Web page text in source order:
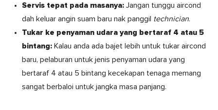
Servis tepat pada masanya: Jangan tunggu aircond
dah keluar angin suam baru nak panggil technician.
Tukar ke penyaman udara yang bertaraf 4 atau 5
bintang: Kalau anda ada bajet lebih untuk tukar aircond
baru, pelaburan untuk jenis penyaman udara yang
bertaraf 4 atau 5 bintang kecekapan tenaga memang
sangat berbaloi untuk jangka masa panjang.